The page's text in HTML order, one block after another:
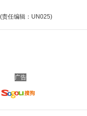
(责任编辑：UN025)
广告